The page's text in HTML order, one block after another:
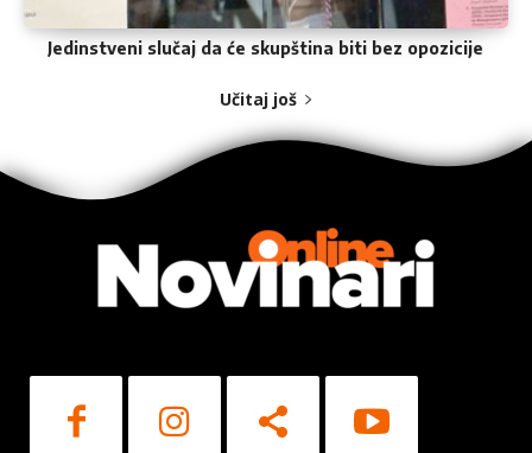
Jedinstveni slučaj da će skupština biti bez opozicije
Učitaj još